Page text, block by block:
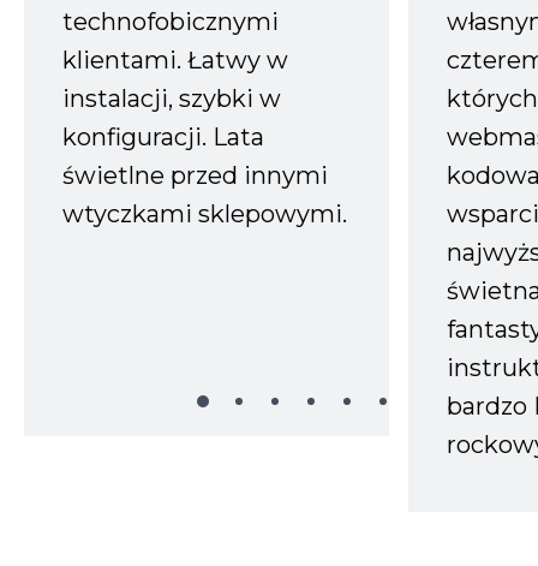
technofobicznymi
klientami. Łatwy w
instalacji, szybki w
konfiguracji. Lata
świetlne przed innymi
wtyczkami sklepowymi.
bardzo